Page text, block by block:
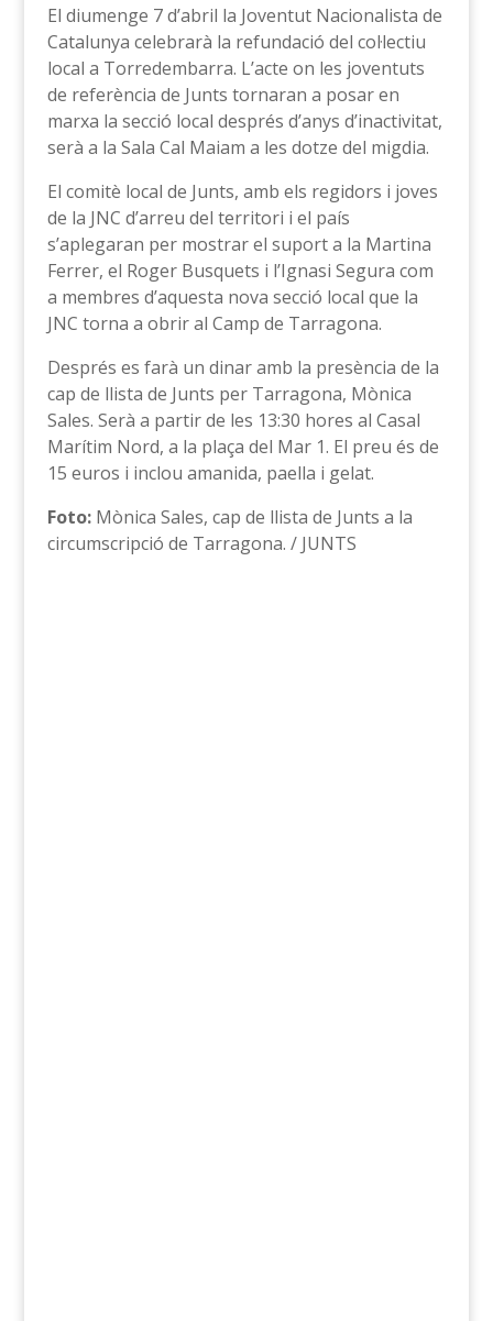
El diumenge 7 d’abril la Joventut Nacionalista de
Catalunya celebrarà la refundació del col·lectiu
local a Torredembarra. L’acte on les joventuts
de referència de Junts tornaran a posar en
marxa la secció local després d’anys d’inactivitat,
serà a la Sala Cal Maiam a les dotze del migdia.
El comitè local de Junts, amb els regidors i joves
de la JNC d’arreu del territori i el país
s’aplegaran per mostrar el suport a la Martina
Ferrer, el Roger Busquets i l’Ignasi Segura com
a membres d’aquesta nova secció local que la
JNC torna a obrir al Camp de Tarragona.
Després es farà un dinar amb la presència de la
cap de llista de Junts per Tarragona, Mònica
Sales. Serà a partir de les 13:30 hores al Casal
Marítim Nord, a la plaça del Mar 1. El preu és de
15 euros i inclou amanida, paella i gelat.
Foto:Mònica Sales, cap de llista de Junts a la
circumscripció de Tarragona. / JUNTS